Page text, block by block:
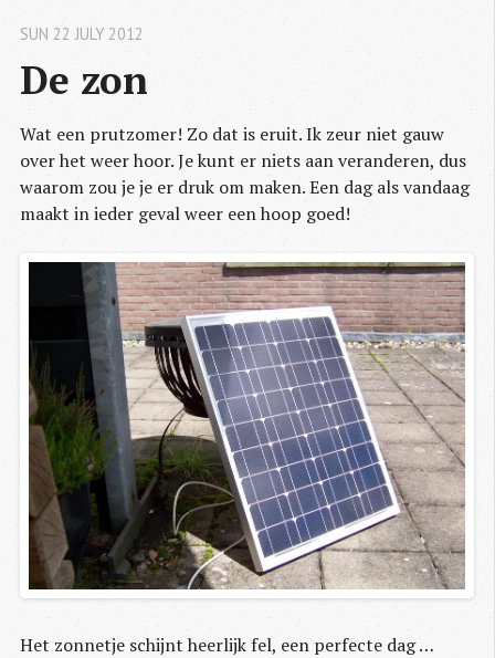
De zon
SUN 22 JULY 2012
Wat een prutzomer! Zo dat is eruit. Ik zeur niet gauw
over het weer hoor. Je kunt er niets aan veranderen, dus
waarom zou je je er druk om maken. Een dag als vandaag
maakt in ieder geval weer een hoop goed!
Het zonnetje schijnt heerlijk fel, een perfecte dag …